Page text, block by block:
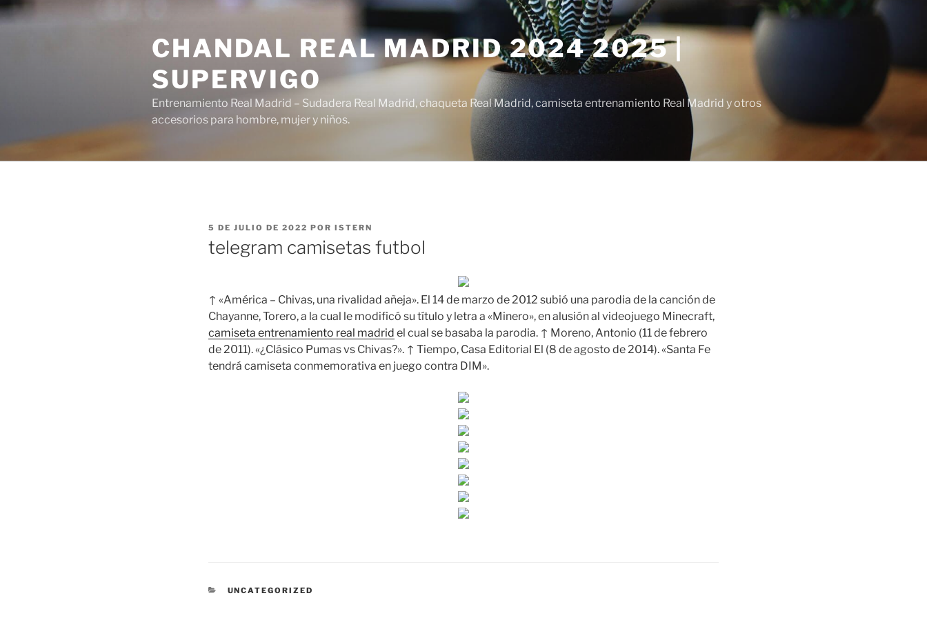
Saltar
al
CHANDAL REAL MADRID 2024 2025 |
SUPERVIGO
Entrenamiento Real Madrid – Sudadera Real Madrid, chaqueta Real Madrid, camiseta entrenamiento Real Madrid y otros
accesorios para hombre, mujer y niños.
PUBLICADO
5 DE JULIO DE 2022 POR ISTERN
telegram camisetas futbol
↑ «América – Chivas, una rivalidad añeja». El 14 de marzo de 2012 subió una parodia de la canción de
Chayanne, Torero, a la cual le modificó su título y letra a «Minero», en alusión al videojuego Minecraft,
camiseta entrenamiento real madrid el cual se basaba la parodia. ↑ Moreno, Antonio (11 de febrero
de 2011). «¿Clásico Pumas vs Chivas?». ↑ Tiempo, Casa Editorial El (8 de agosto de 2014). «Santa Fe
tendrá camiseta conmemorativa en juego contra DIM».
CATEGORÍAS
UNCATEGORIZED